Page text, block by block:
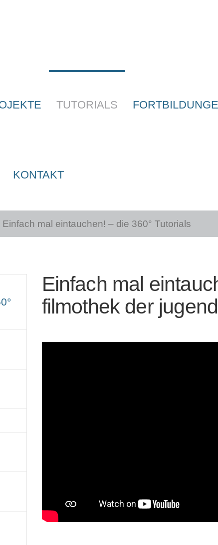
TUTORIALS
KONTAKT
Einfach mal eintauchen! – die 360° Tutorials
Einfach mal
filmothek der